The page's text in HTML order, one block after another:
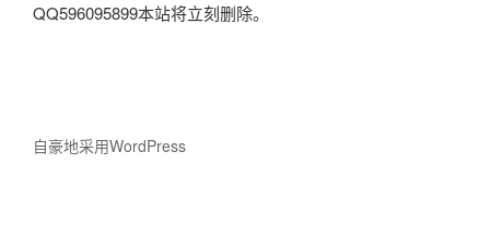
QQ596095899本站将立刻删除。
自豪地采用WordPress